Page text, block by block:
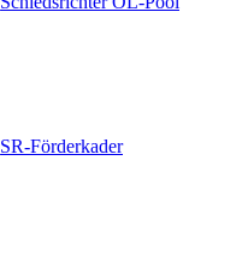
SR-Förderkader